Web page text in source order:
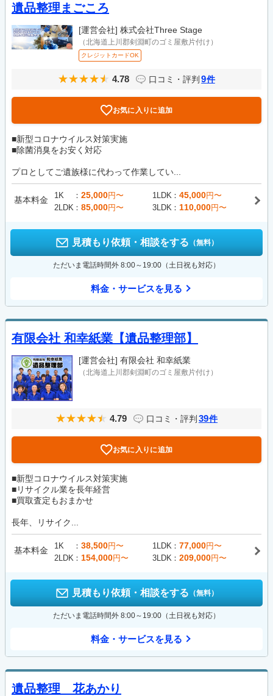
遺品整理まごころ
[運営会社] 株式会社Three Stage
（北海道上川郡剣淵町のゴミ屋敷片付け）
クレジットカードOK
4.78 口コミ・評判 9件
お気に入りに追加
■新型コロナウイルス対策実施
■除菌消臭をお安く対応
プロとしてご遺族様に代わって作業してい...
基本料金 1K 25,000円〜 1LDK 45,000円〜
2LDK
85,000円〜 3LDK 110,000円〜
見積もり依頼・相談をする （無料）
ただいま電話時間外 8:00～19:00（土日祝も対応）
料金・サービスを見る
有限会社 和幸紙業【遺品整理部】
[運営会社] 有限会社 和幸紙業
（北海道上川郡剣淵町のゴミ屋敷片付け）
4.79 口コミ・評判 39件
お気に入りに追加
■新型コロナウイルス対策実施
■リサイクル業を長年経営
■買取査定もおまかせ
長年、リサイク...
基本料金 1K 38,500円〜 1LDK 77,000円〜
2LDK
154,000円〜 3LDK 209,000円〜
見積もり依頼・相談をする （無料）
ただいま電話時間外 8:00～19:00（土日祝も対応）
料金・サービスを見る
遺品整理 花あかり